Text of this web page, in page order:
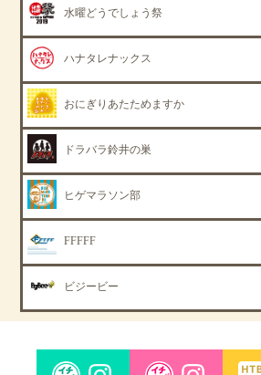
水曜どうでしょう祭
ハナタレナックス
おにぎりあたためますか
ドラバラ鈴井の巣
ヒゲマラソン部
FFFFF
ビジービー